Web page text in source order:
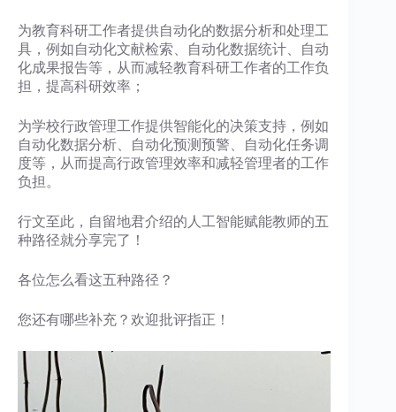
为教育科研工作者提供自动化的数据分析和处理工
具，例如自动化文献检索、自动化数据统计、自动
化成果报告等，从而减轻教育科研工作者的工作负
担，提高科研效率；
为学校行政管理工作提供智能化的决策支持，例如
自动化数据分析、自动化预测预警、自动化任务调
度等，从而提高行政管理效率和减轻管理者的工作
负担。
行文至此，自留地君介绍的人工智能赋能教师的五
种路径就分享完了！
各位怎么看这五种路径？
您还有哪些补充？欢迎批评指正！